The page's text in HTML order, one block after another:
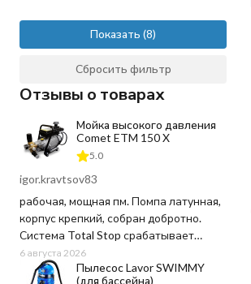
EME
FIBRATESCO
FIMAP
Gansow
GeoLine
Ghibli
HAWK
Haaga
Idrobase
Interpump
Показать
Сбросить фильтр
Отзывы о товарах
Мойка высокого давления
Comet ETM 150 X
5.0
igor.kravtsov83
рабочая, мощная пм. Помпа латунная,
корпус крепкий, собран добротно.
Система Total Stop срабатывает
четко, отпустил курок - движок заглох,
воду и ресурс не тратит попусту.
6 августа 2026
Пылесос Lavor SWIMMY
(для бассейна)